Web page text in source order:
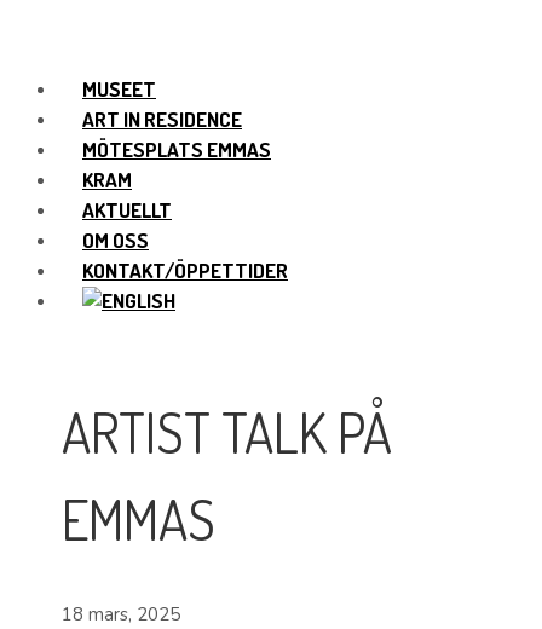
MUSEET
ART IN RESIDENCE
MÖTESPLATS EMMAS
KRAM
AKTUELLT
OM OSS
KONTAKT/ÖPPETTIDER
ARTIST TALK PÅ
EMMAS
18 mars, 2025